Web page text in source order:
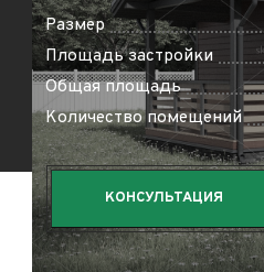
Размер
Площадь застройки
Общая площадь
Количество помещений
КОНСУЛЬТАЦИЯ